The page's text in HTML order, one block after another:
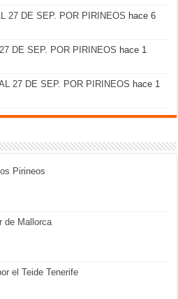
27 DE SEP. POR PIRINEOS hace 6
DE SEP. POR PIRINEOS hace 1
27 DE SEP. POR PIRINEOS hace 1
Pirineos
de Mallorca
el Teide Tenerife